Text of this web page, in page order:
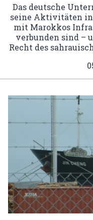
Das deutsche
seine Aktivitäten in
mit Marokkos
verbunden sind –
Recht des